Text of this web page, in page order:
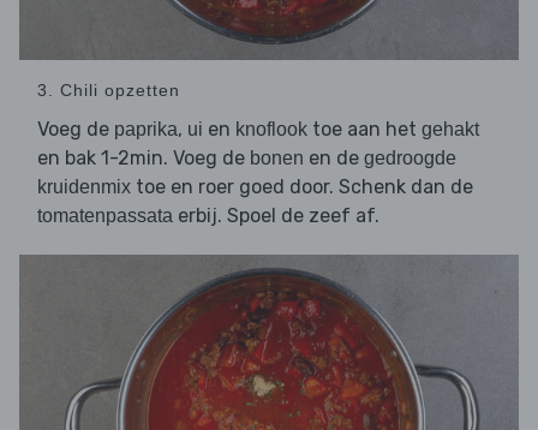
3. Chili opzetten
Voeg de paprika, ui en knoflook toe aan het gehakt
en bak 1-2min. Voeg de bonen en de gedroogde
kruidenmix toe en roer goed door. Schenk dan de
tomatenpassata erbij. Spoel de zeef af.